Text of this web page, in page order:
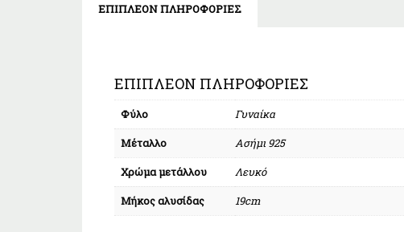
ΕΠΙΠΛΈΟΝ ΠΛΗΡΟΦΟΡΊΕΣ
ΕΠΙΠΛΈΟΝ ΠΛΗΡΟΦΟΡΊΕΣ
Φύλο
Γυναίκα
Μέταλλο
Ασήμι 925
Χρώμα μετάλλου
Λευκό
Μήκος αλυσίδας
19cm